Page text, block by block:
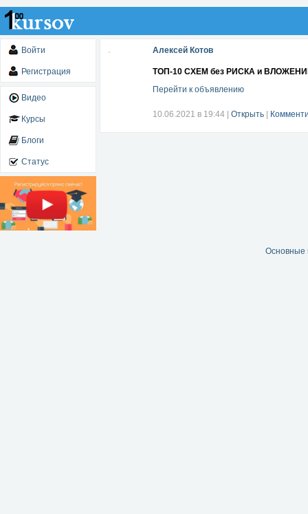
Войти
Регистрация
Видео
Курсы
Блоги
Статус
Алексей Котов
ТОП-10 СХЕМ без РИСКА и
Перейти к объявлению
10.06.2021 в 19:44 Открыть
Основные